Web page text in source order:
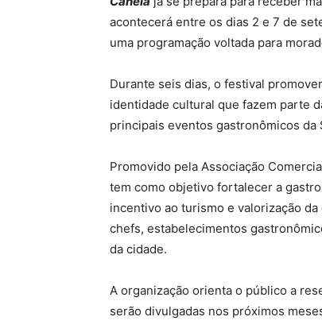
acontecerá entre os dias 2 e 7 de
uma programação voltada para
Durante seis dias, o festival
identidade cultural que fazem parte
principais eventos gastronômicos da
Promovido pela Associação
tem como objetivo fortalecer a
incentivo ao turismo e valorização
chefs, estabelecimentos
da cidade.
A organização orienta o público a
serão divulgadas nos próximos